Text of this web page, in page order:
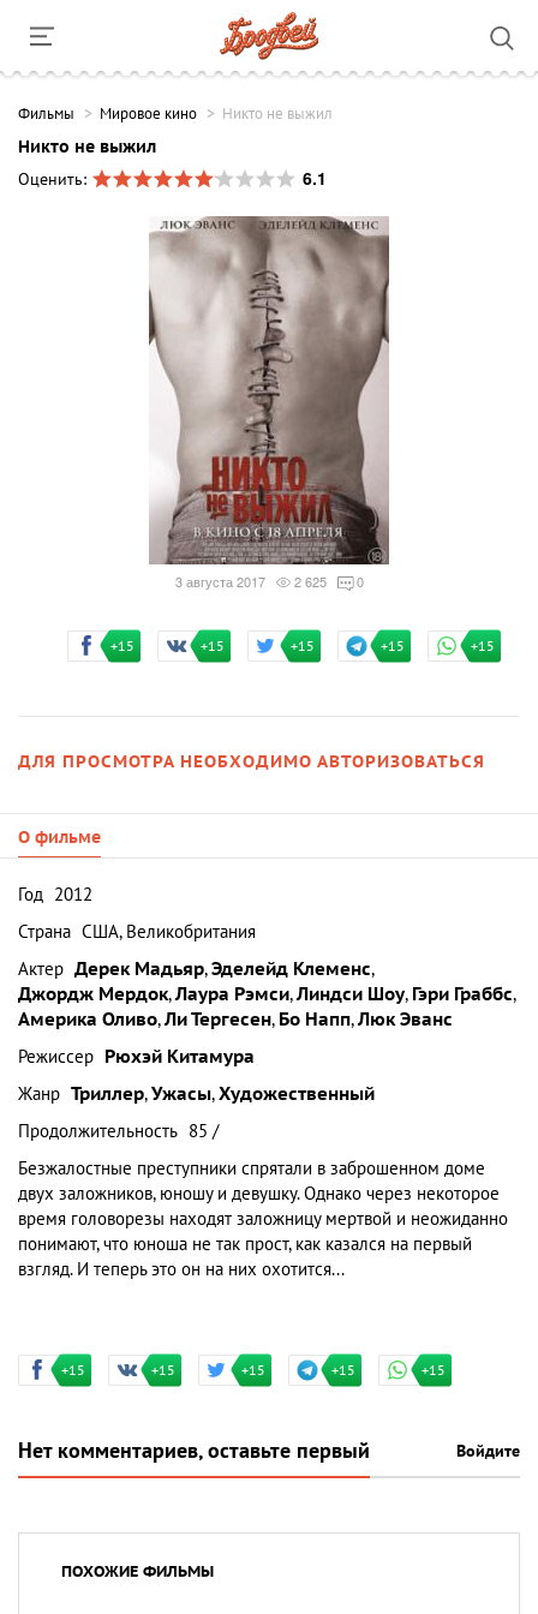
Фильмы Мировое кино Никто не выжил
Никто не выжил
Оценить:
6.1
3 августа 2017 2 625 0
+15 +15 +15 +15 +15
ДЛЯ ПРОСМОТРА НЕОБХОДИМО АВТОРИЗОВАТЬСЯ
О фильме
Год 2012
Страна США, Великобритания
Актер Дерек Мадьяр,Эделейд Клеменс,
Джордж Мердок,Лаура Рэмси,Линдси Шоу, Гэри Граббс,
Америка Оливо,Ли Тергесен, Бо Напп,Люк Эванс
Режиссер Рюхэй Китамура
Жанр Триллер,Ужасы,Художественный
Продолжительность 85 /
Безжалостные преступники спрятали в заброшенном доме
двух заложников, юношу и девушку. Однако через некоторое
время головорезы находят заложницу мертвой и неожиданно
понимают, что юноша не так прост, как казался на первый
взгляд. И теперь это он на них охотится...
+15 +15 +15 +15 +15
Нет комментариев, оставьте первый Войдите
ПОХОЖИЕ ФИЛЬМЫ